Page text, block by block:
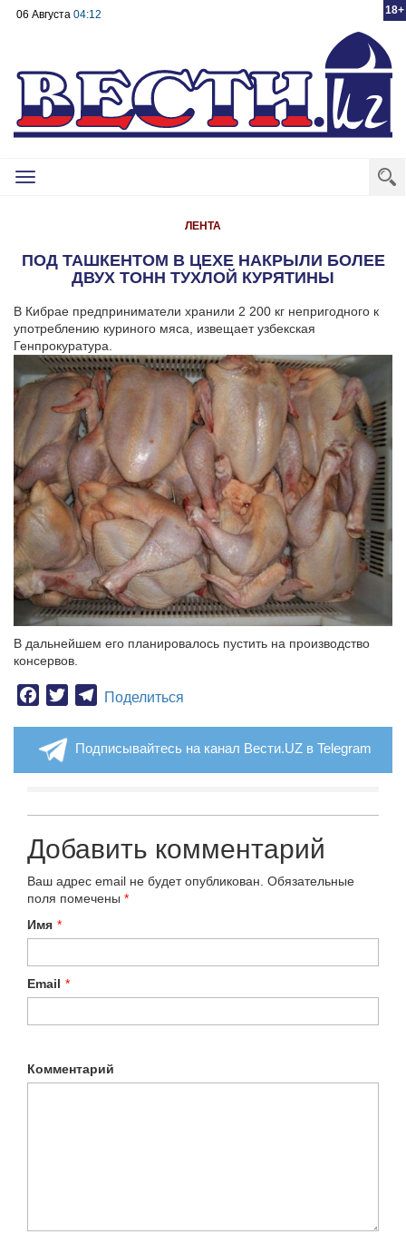
18+
06 Августа 04:12
Toggle
ЛЕНТА
ПОД ТАШКЕНТОМ В ЦЕХЕ НАКРЫЛИ БОЛЕЕ
ДВУХ ТОНН ТУХЛОЙ КУРЯТИНЫ
В Кибрае предприниматели хранили 2 200 кг непригодного к
употреблению куриного мяса, извещает узбекская
Генпрокуратура.
В дальнейшем его планировалось пустить на производство
консервов.
Facebook
TwitterTelegram
Поделиться
Подписывайтесь на канал Вести.UZ в Telegram
Добавить комментарий
Ваш адрес email не будет опубликован. Обязательные
поля помечены *
Имя *
Email *
Комментарий